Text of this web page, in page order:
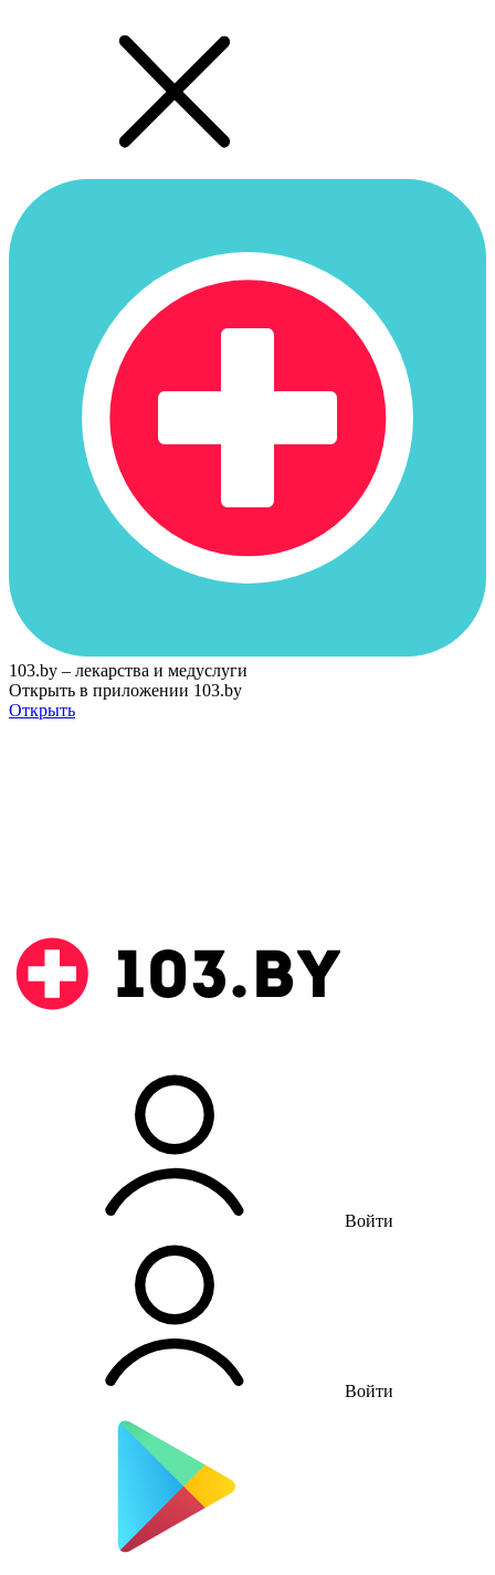
103.by – лекарства и медуслуги
Открыть в приложении 103.by
Открыть
Войти
Войти